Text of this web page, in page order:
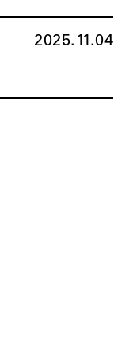
2025.11.04